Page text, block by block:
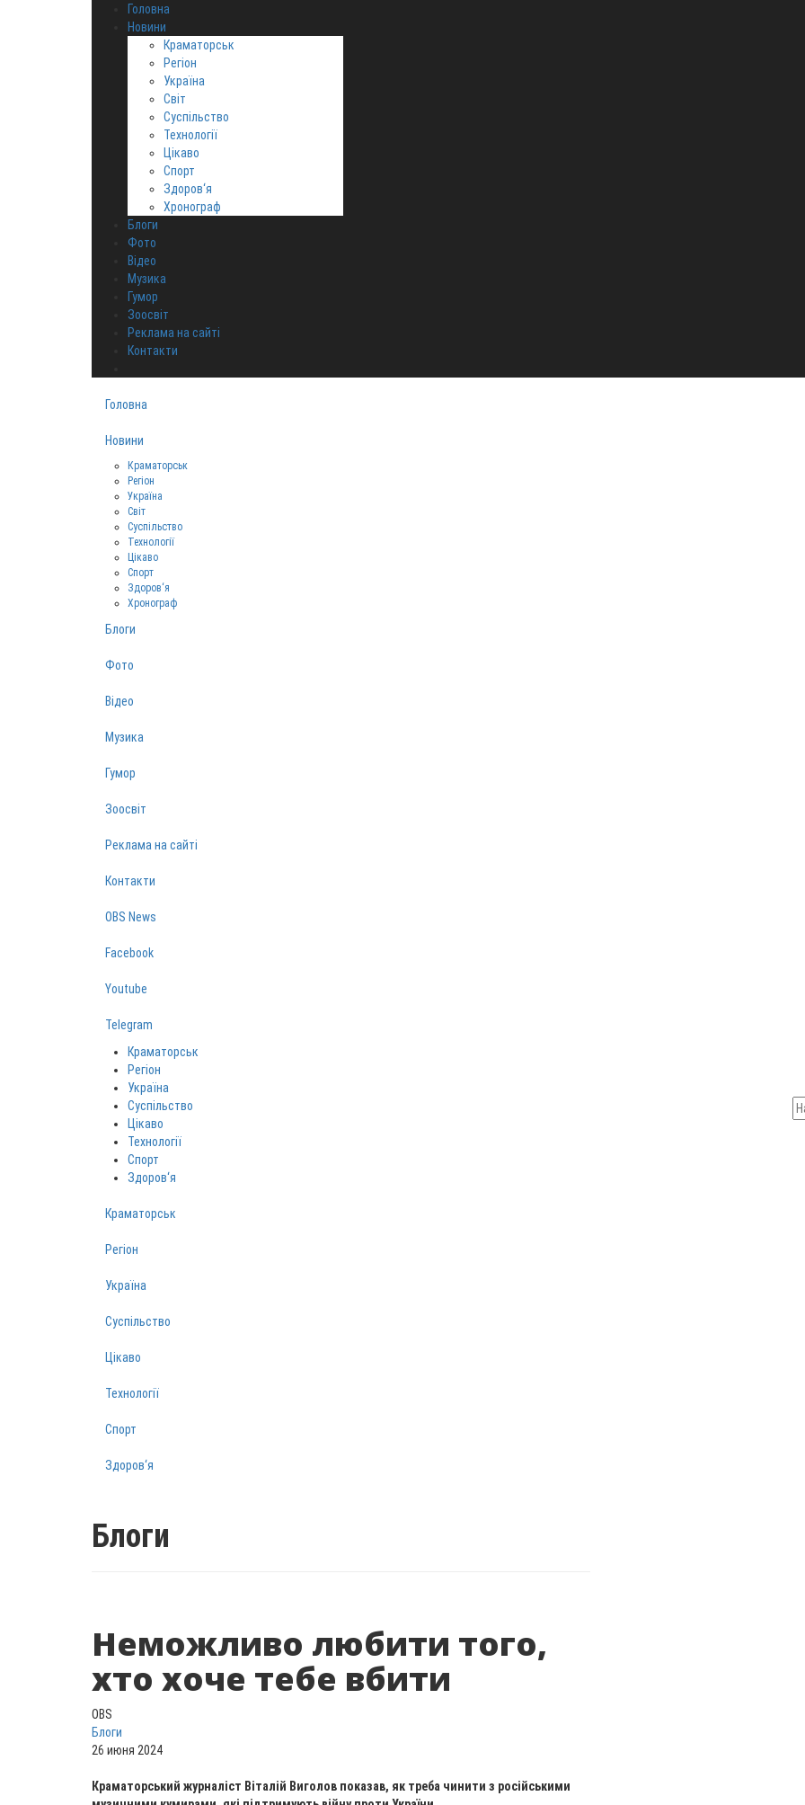
Головна
Новини
Краматорськ
Регіон
Україна
Світ
Суспільство
Технології
Цікаво
Спорт
Здоров‘я
Хронограф
Блоги
Фото
Відео
Музика
Гумор
Зоосвіт
Реклама на сайті
Контакти
Головна
Новини
Краматорськ
Регіон
Україна
Світ
Суспільство
Технології
Цікаво
Спорт
Здоров‘я
Хронограф
Блоги
Фото
Відео
Музика
Гумор
Зоосвіт
Реклама на сайті
Контакти
OBS News
Facebook
Youtube
Telegram
Краматорськ
Регіон
Україна
Суспільство
Цікаво
Технології
Спорт
Здоров‘я
Краматорськ
Регіон
Україна
Суспільство
Цікаво
Технології
Спорт
Здоров‘я
Блоги
Неможливо любити того,
хто хоче тебе вбити
OBS
Блоги
26 июня 2024
Краматорський журналіст Віталій Виголов показав, як треба чинити з російськими